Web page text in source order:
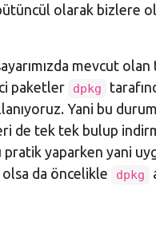
olarak bizlere
mevcut
paketler
dpkg
Yani bu
de tek tek bulup
pratik yaparken yani
olsa da öncelikle dpkg